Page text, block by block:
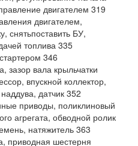
двигателем 319
двигателем,
снятьпоставить БУ,
топлива 335
346
зазор вала крыльчатки
впускной коллектор,
датчик 352
приводы, поликлиновый
агрегата, обводной ролик
натяжитель 363
приводная шестерня